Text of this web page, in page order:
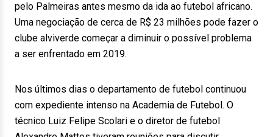
pelo Palmeiras antes mesmo da ida ao futebol africano.
Uma negociação de cerca de R$ 23 milhões pode fazer o
clube alviverde começar a diminuir o possível problema
a ser enfrentado em 2019.
Nos últimos dias o departamento de futebol continuou
com expediente intenso na Academia de Futebol. O
técnico Luiz Felipe Scolari e o diretor de futebol